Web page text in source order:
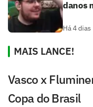
danos
Há 4 dias
MAIS LANCE!
Vasco x
Copa do Brasil